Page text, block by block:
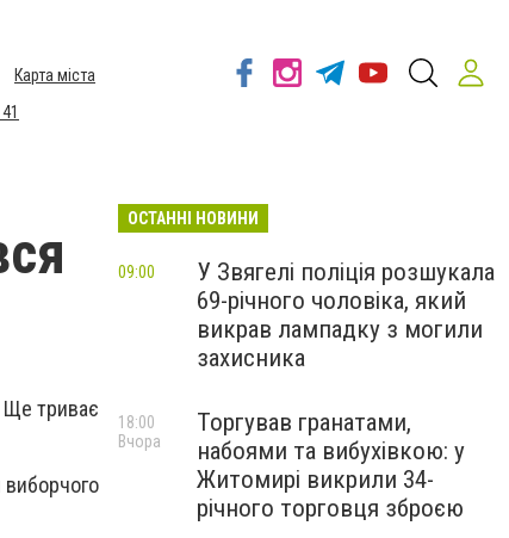
Карта міста
Ще триває
ОСТАННІ НОВИНИ
У Звягелі поліція розшукала
69-річного чоловіка, який
викрав лампадку з могили
захисника
09:00
Торгував гранатами,
набоями та вибухівкою: у
Житомирі викрили 34-
річного торговця зброєю
18:00
Вчора